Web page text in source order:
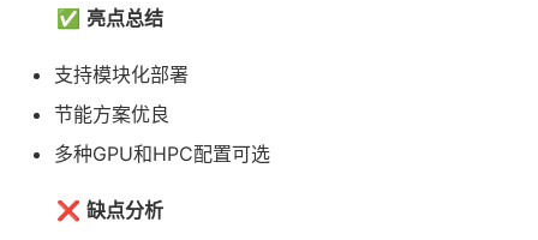
✅ 亮点总结
支持模块化部署
节能方案优良
多种GPU和HPC配置可选
❌ 缺点分析